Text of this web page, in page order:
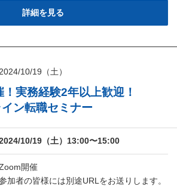
詳細を見る
2024/10/19（土）
実務経験2年以上歓迎！
ン転職セミナー
10/19（土）13:00〜15:00
開催
加者の皆様には別途URLをお送りします。